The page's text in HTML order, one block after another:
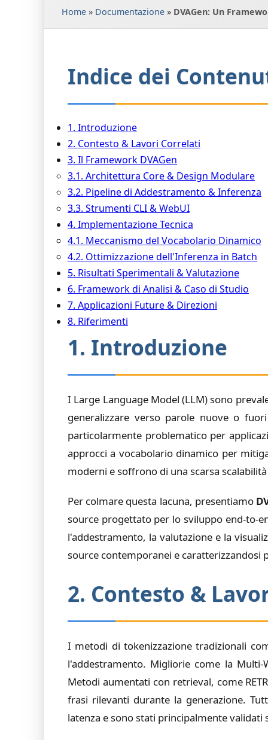
Home » Documentazione » DVAGen: Un
Indice dei
1. Introduzione
2. Contesto & Lavori Correlati
3. Il Framework DVAGen
3.1. Architettura Core & Design Modulare
3.2. Pipeline di Addestramento & Inferenza
3.3. Strumenti CLI & WebUI
4. Implementazione Tecnica
4.1. Meccanismo del Vocabolario Dinamico
4.2. Ottimizzazione dell'Inferenza in Batch
5. Risultati Sperimentali & Valutazione
6. Framework di Analisi & Caso di Studio
7. Applicazioni Future & Direzioni
8. Riferimenti
1. Introduzione
I Large Language Model (LLM) sono
generalizzare verso parole nuove o
particolarmente problematico per
approcci a vocabolario dinamico per
moderni e soffrono di una scarsa
Per colmare questa lacuna, presentiamo
source progettato per lo sviluppo end-to-
l'addestramento, la valutazione e la
source contemporanei e caratterizzandosi
2. Contesto &
I metodi di tokenizzazione tradizionali
l'addestramento. Migliorie come la
Metodi aumentati con retrieval, come
frasi rilevanti durante la generazione.
latenza e sono stati principalmente